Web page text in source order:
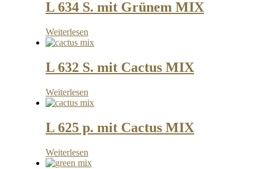
L 634 S. mit Grünem MIX
Weiterlesen
L 632 S. mit Cactus MIX
Weiterlesen
L 625 p. mit Cactus MIX
Weiterlesen